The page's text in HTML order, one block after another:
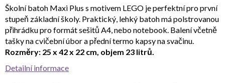
Školní batoh Maxi Plus s motivem LEGO je perfektní pro první
stupeň základní školy. Praktický, lehký batoh má polstrovanou
přihrádku pro formát sešitů A4, nebo notebook. Balení včetně
tašky na cvičební úbor a přední termo kapsy na svačinu.
Rozměry: 25 x 42 x 22 cm, objem 23 litrů.
Detailní informace